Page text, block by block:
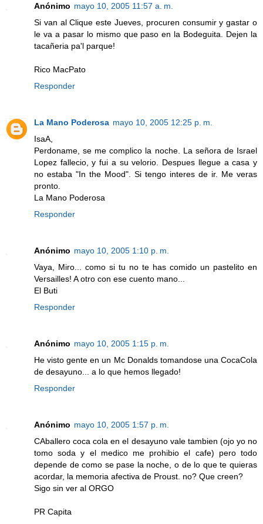
Anónimo mayo 10, 2005 11:57 a. m.
Si van al Clique este Jueves, procuren consumir y gastar o
le va a pasar lo mismo que paso en la Bodeguita. Dejen la
tacañeria pa'l parque!
Rico MacPato
Responder
La Mano Poderosa mayo 10, 2005 12:25 p. m.
IsaA,
Perdoname, se me complico la noche. La señora de Israel
Lopez fallecio, y fui a su velorio. Despues llegue a casa y
no estaba "In the Mood". Si tengo interes de ir. Me veras
pronto.
La Mano Poderosa
Responder
Anónimo mayo 10, 2005 1:10 p. m.
Vaya, Miro... como si tu no te has comido un pastelito en
Versailles! A otro con ese cuento mano...
El Buti
Responder
Anónimo mayo 10, 2005 1:15 p. m.
He visto gente en un Mc Donalds tomandose una CocaCola
de desayuno... a lo que hemos llegado!
Responder
Anónimo mayo 10, 2005 1:57 p. m.
CAballero coca cola en el desayuno vale tambien (ojo yo no
tomo soda y el medico me prohibio el cafe) pero todo
depende de como se pase la noche, o de lo que te quieras
acordar, la memoria afectiva de Proust. no? Que creen?
Sigo sin ver al ORGO
PR Capita